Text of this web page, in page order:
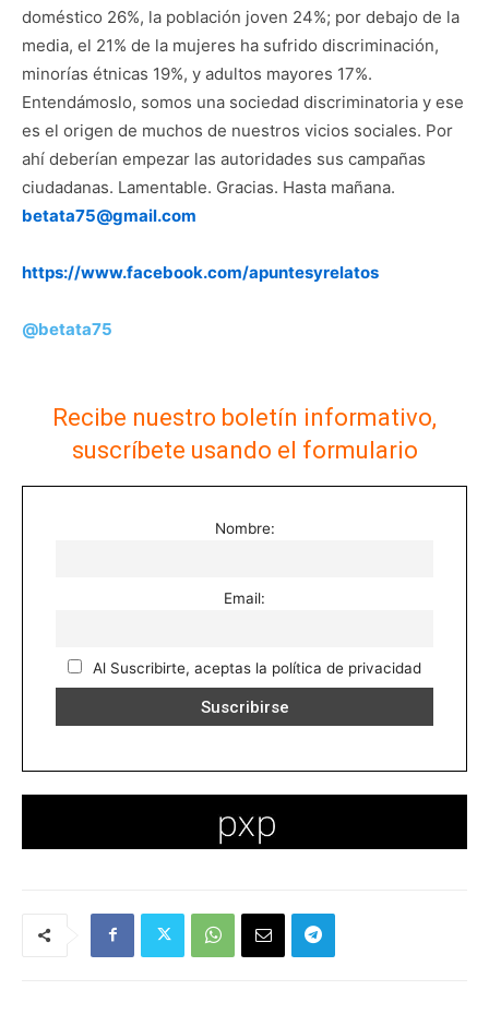
doméstico 26%, la población joven 24%; por debajo de la
media, el 21% de la mujeres ha sufrido discriminación,
minorías étnicas 19%, y adultos mayores 17%.
Entendámoslo, somos una sociedad discriminatoria y ese
es el origen de muchos de nuestros vicios sociales. Por
ahí deberían empezar las autoridades sus campañas
ciudadanas. Lamentable. Gracias. Hasta mañana.
betata75@gmail.com
https://www.facebook.com/apuntesyrelatos
@betata75
Recibe nuestro boletín informativo,
suscríbete usando el formulario
Nombre:
Email:
Al Suscribirte, aceptas la política de privacidad